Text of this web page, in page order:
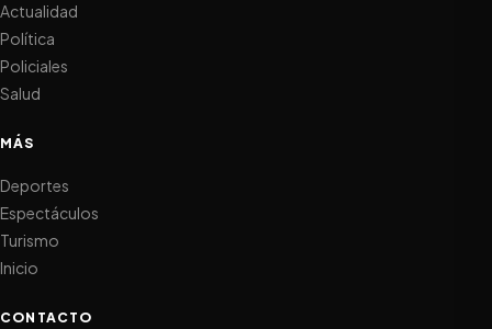
Actualidad
Política
Policiales
Salud
MÁS
Deportes
Espectáculos
Turismo
Inicio
CONTACTO